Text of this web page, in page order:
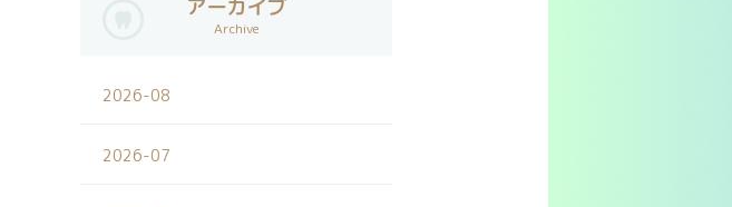
アーカイブ
Archive
2026-08
2026-07